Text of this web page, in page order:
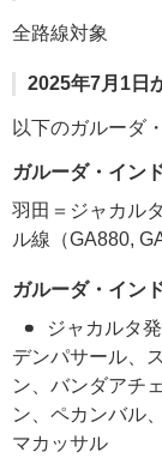
全路線対象
2025年7月1日
以下のガルーダ
ガルーダ・イン
羽田＝ジャカル
ル線（GA880,
ガルーダ・イン
ジャカルタ
デンパサール、
ン、バンダアチ
ン、ペカンバル
マカッサル